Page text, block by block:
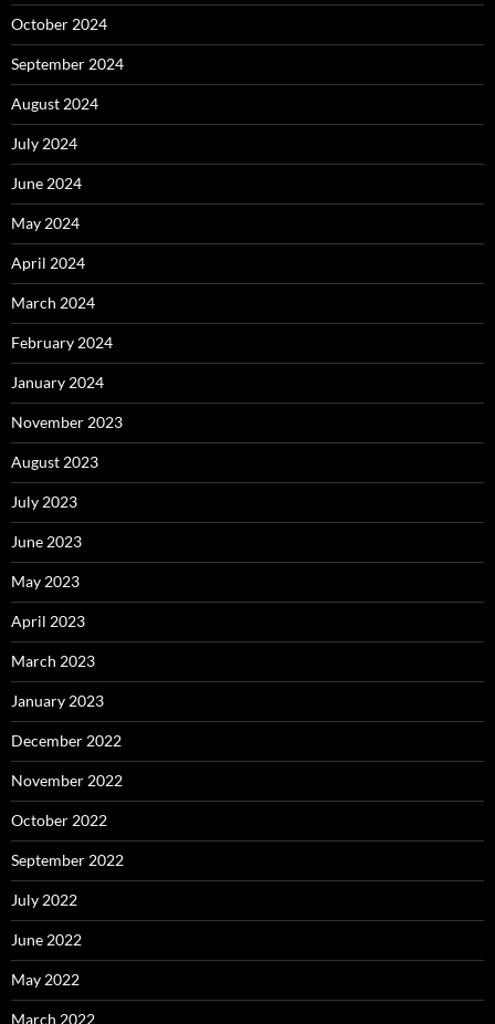
October 2024
September 2024
August 2024
July 2024
June 2024
May 2024
April 2024
March 2024
February 2024
January 2024
November 2023
August 2023
July 2023
June 2023
May 2023
April 2023
March 2023
January 2023
December 2022
November 2022
October 2022
September 2022
July 2022
June 2022
May 2022
March 2022